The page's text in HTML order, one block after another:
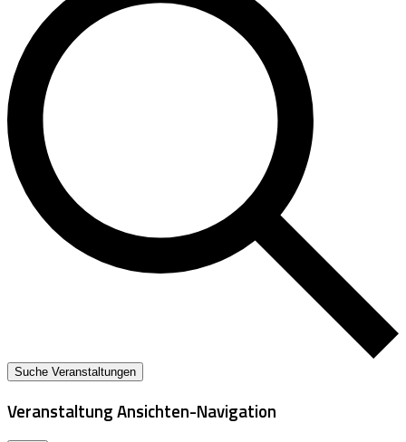
Suche Veranstaltungen
Veranstaltung Ansichten-Navigation